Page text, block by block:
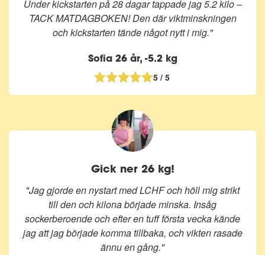
Under kickstarten på 28 dagar tappade jag 5.2 kilo –
TACK MATDAGBOKEN! Den där viktminskningen
och kickstarten tände något nytt i mig."
Sofia 26 år, -5.2 kg
5 / 5
Gick ner 26 kg!
"Jag gjorde en nystart med LCHF och höll mig strikt
till den och kilona började minska. Insåg
sockerberoende och efter en tuff första vecka kände
jag att jag började komma tillbaka, och vikten rasade
ännu en gång."